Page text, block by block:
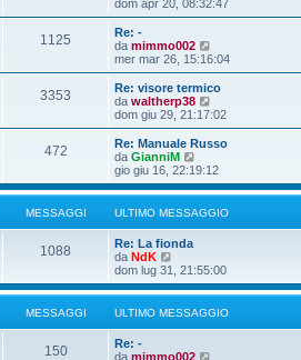
o
a
g
o
m
a
g
g
o
o
m
s
a
g
g
o
d
l
m
o
m
s
a
g
i
o
dom apr 20, 08:32:47
1125
Re: -
da mimmo002
e
d
i
l
m
o
m
e
s
a
i
o
mer mar 26, 15:16:04
3353
Re: visore termico
da waltherp38
e
d
i
l
i
m
o
m
s
a
g
g
i
dom giu 29, 21:17:02
472
Re: Manuale Russo
da GianniM
e
d
i
u
o
m
s
s
g
gio giu 16, 22:19:12
MESSAGGI ULTIMO MESSAGGIO
1088
Re: La fionda
da NdK
d
i
u
dom lug 31, 21:55:00
MESSAGGI ULTIMO MESSAGGIO
150
Re: -
da mimmo002